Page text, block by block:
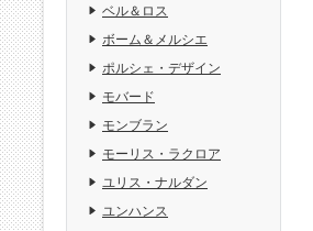
ベル＆ロス
ボーム＆メルシエ
ポルシェ・デザイン
モバード
モンブラン
モーリス・ラクロア
ユリス・ナルダン
ユンハンス